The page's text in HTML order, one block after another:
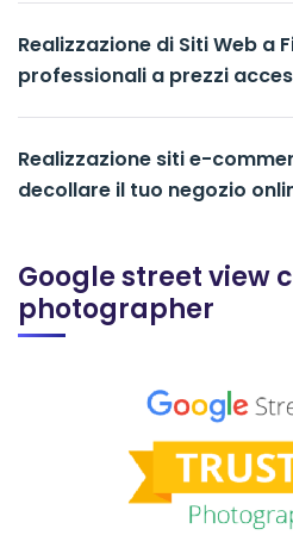
Realizzazione di Siti Web a
professionali a prezzi
Realizzazione siti e-
decollare il tuo negozio
Google street view
photographer